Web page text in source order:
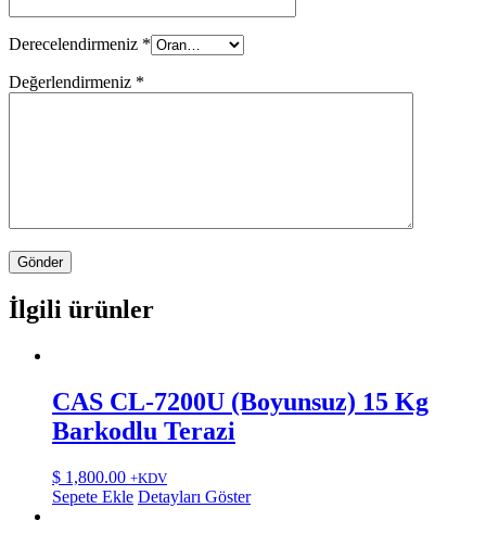
Derecelendirmeniz *
Değerlendirmeniz *
İlgili ürünler
CAS CL-7200U (Boyunsuz) 15 Kg
Barkodlu Terazi
$ 1,800.00 +KDV
Sepete Ekle Detayları Göster